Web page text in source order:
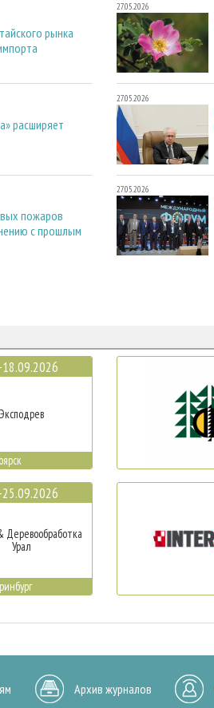
рынка
расширяет
пожаров
с прошлым
27.05.2026
27.05.2026
27.05.2026
Эксподрев
Деревообработка
Урал
Архив журналов